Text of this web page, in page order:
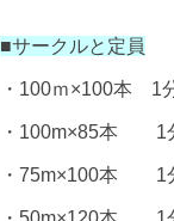
■サークルと定員
・ 100ｍ×100本 1
・ 100m×85本 1
・ 75m×100本 1